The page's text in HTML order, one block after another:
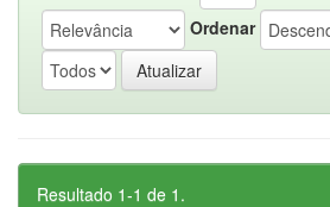
Ordenar
Resultado 1-1 de 1.